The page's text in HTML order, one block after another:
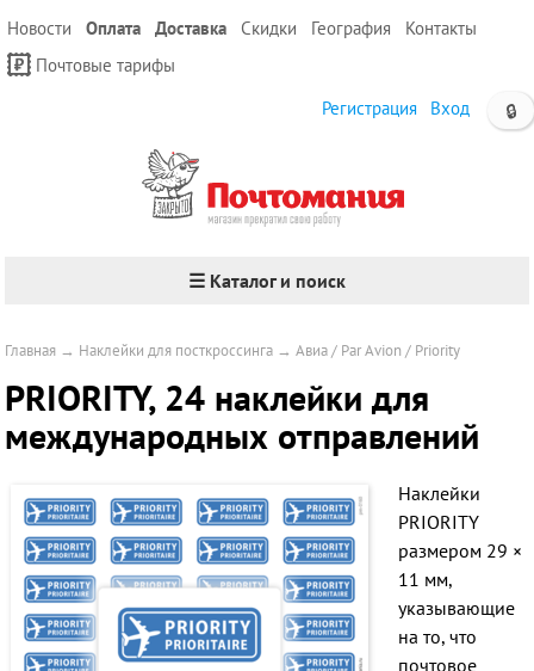
Новости Оплата Доставка Скидки География
Контакты
Почтовые тарифы
🔒
Регистрация Вход
☰ Каталог и поиск
Главная → Наклейки для посткроссинга →Авиа / Par Avion / Priority
PRIORITY, 24 наклейки для
международных отправлений
Наклейки
PRIORITY
размером 29 ×
11 мм,
указывающие
на то, что
почтовое